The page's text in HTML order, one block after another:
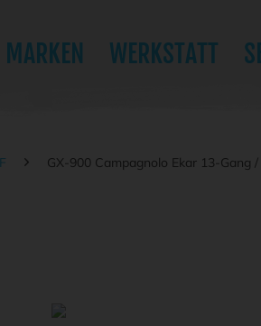
MARKEN WERKSTATT
GX-900 Campagnolo Ekar 13-Gang